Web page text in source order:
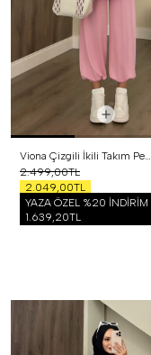
Viona Çizgili İkili Takım Pembe
2.499,00TL
2.049,00TL
YAZA ÖZEL %20 İNDİRİM
1.639,20TL